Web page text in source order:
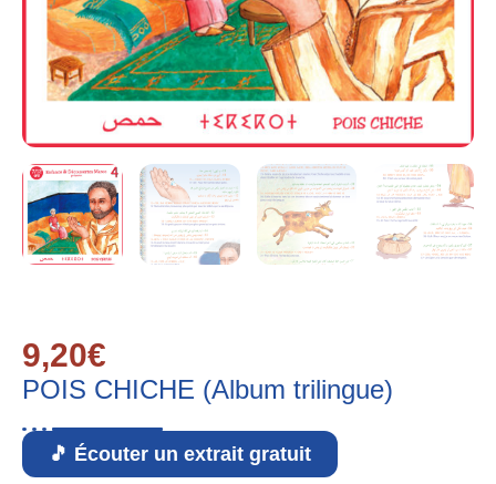
9,20€
POIS CHICHE (Album trilingue)
🎵 Écouter un extrait gratuit